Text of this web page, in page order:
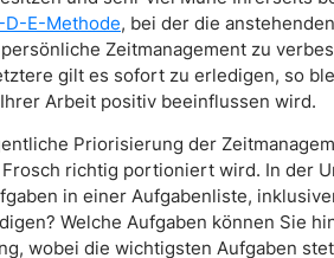
E-Methode, bei der die
Zeitmanagement zu
gilt es sofort zu erledigen, so
Arbeit positiv beeinflussen wird.
Priorisierung der
richtig portioniert wird. In der
in einer Aufgabenliste,
Welche Aufgaben können Sie
wobei die wichtigsten Aufgaben